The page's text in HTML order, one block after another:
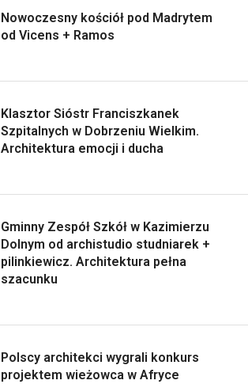
Nowoczesny kościół pod Madrytem
od Vicens + Ramos
Klasztor Sióstr Franciszkanek
Szpitalnych w Dobrzeniu Wielkim.
Architektura emocji i ducha
Gminny Zespół Szkół w Kazimierzu
Dolnym od archistudio studniarek +
pilinkiewicz. Architektura pełna
szacunku
Polscy architekci wygrali konkurs
projektem wieżowca w Afryce